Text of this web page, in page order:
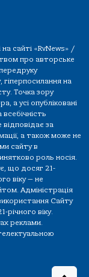
на сайті «RvNews» /
про авторське
гіперпосилання на
Точка зору
а усі опубліковані
за
а також може не
сайту в
роль носія.
що досяг 21-
віку — не
Адміністрація
Сайту
річного віку.
реклами.